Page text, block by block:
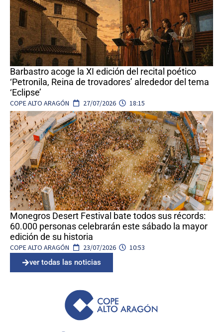
Barbastro acoge la XI edición del recital poético
‘Petronila, Reina de trovadores’ alrededor del tema
‘Eclipse’
COPE ALTO ARAGÓN 27/07/2026 18:15
Monegros Desert Festival bate todos sus récords:
60.000 personas celebrarán este sábado la mayor
edición de su historia
COPE ALTO ARAGÓN 23/07/2026
10:53
ver todas las noticias